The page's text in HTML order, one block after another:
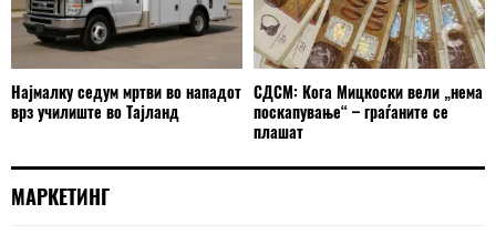
Најмалку седум мртви во нападот
врз училиште во Тајланд
СДСМ: Кога Мицкоски вели „нема
поскапување“ – граѓаните се
плашат
МАРКЕТИНГ